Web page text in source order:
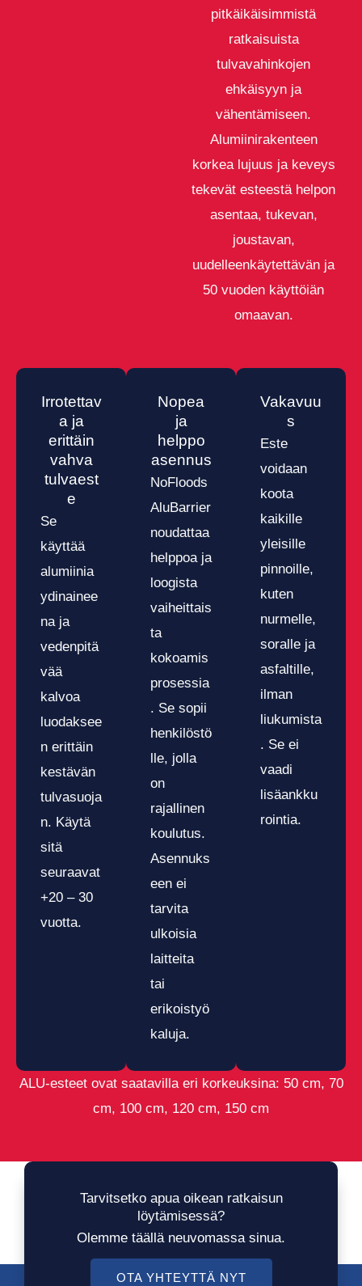
pitkäikäisimmistä
ratkaisuista
tulvavahinkojen
ehkäisyyn ja
vähentämiseen.
Alumiinirakenteen
korkea lujuus ja keveys
tekevät esteestä helpon
asentaa, tukevan,
joustavan,
uudelleenkäytettävän ja
50 vuoden käyttöiän
omaavan.
Irrotettav
a ja
erittäin
vahva
tulvaest
e
Se
käyttää
alumiinia
ydinainee
na ja
vedenpitä
vää
kalvoa
luodaksee
n erittäin
kestävän
tulvasuoja
n. Käytä
sitä
seuraavat
+20 – 30
vuotta.
Nopea
ja
helppo
asennus
NoFloods
AluBarrier
noudattaa
helppoa ja
loogista
vaiheittais
ta
kokoamis
prosessia
. Se sopii
henkilöstö
lle, jolla
on
rajallinen
koulutus.
Asennuks
een ei
tarvita
ulkoisia
laitteita
tai
erikoistyö
kaluja.
Vakavuu
s
Este
voidaan
koota
kaikille
yleisille
pinnoille,
kuten
nurmelle,
soralle ja
asfaltille,
ilman
liukumista
. Se ei
vaadi
lisäankku
rointia.
ALU-esteet ovat saatavilla eri korkeuksina: 50 cm, 70
cm, 100 cm, 120 cm, 150 cm
Tarvitsetko apua oikean ratkaisun
löytämisessä?
Olemme täällä neuvomassa sinua.
OTA YHTEYTTÄ NYT